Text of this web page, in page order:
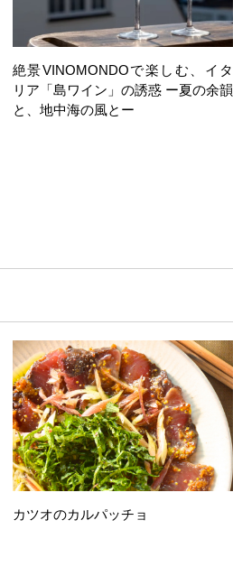
絶景VINOMONDOで楽しむ、イタ
リア「島ワイン」の誘惑 ー夏の余韻
と、地中海の風とー
カツオのカルパッチョ